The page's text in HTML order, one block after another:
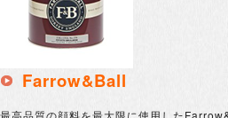
Farrow&Ball
最高品質の顔料を最大限に使用した